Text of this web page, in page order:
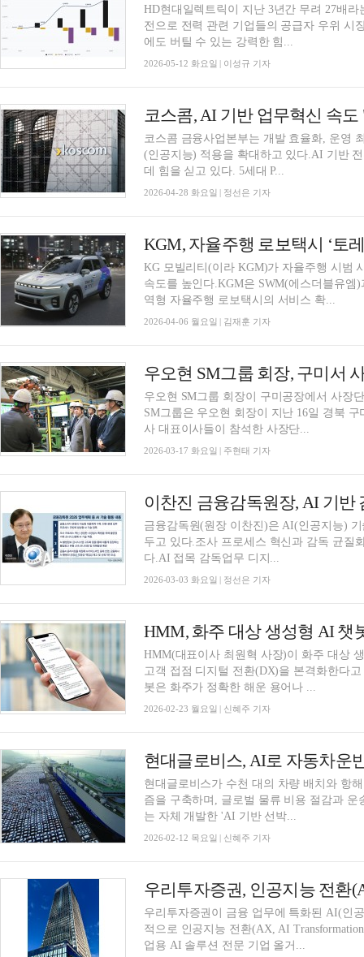
HD현대일렉트릭이 지난 3년간 무려 27배
전으로 전력 관련 기업들의 공급자 우위 시
에도 버틸 수 있는 강력한 힘...
2026-05-12 화요일 | 이성규 기자
코스콤, AI 기반 업무혁신 속
코스콤 금융사업본부는 개발 효율화, 운영
(인공지능) 적용을 확대하고 있다.AI 기반
데 힘을 싣고 있다. 5세대 P...
2026-04-28 화요일 | 정선은 기자
KGM, 자율주행 로보택시 ‘토
KG 모빌리티(이라 KGM)가 자율주행 시범
속도를 높인다.KGM은 SWM(에스더블유엠
역형 자율주행 로보택시의 서비스 확...
2026-04-06 월요일 | 김재훈 기자
우오현 SM그룹 회장이 구미공장에서 사장
SM그룹은 우오현 회장이 지난 16일 경북
사 대표이사들이 참석한 사장단...
2026-03-17 화요일 | 주현태 기자
금융감독원(원장 이찬진)은 AI(인공지능)
두고 있다.조사 프로세스 혁신과 감독 균질
다.AI 접목 감독업무 디지...
2026-03-03 화요일 | 정선은 기자
HMM, 화주 대상 생성형 AI 챗
HMM(대표이사 최원혁 사장)이 화주 대상
고객 접점 디지털 전환(DX)을 본격화한다
봇은 화주가 정확한 해운 용어나 ...
2026-02-23 월요일 | 신혜주 기자
현대글로비스가 수천 대의 차량 배치와 항
즘을 구축하며, 글로벌 물류 비용 절감과
는 자체 개발한 'AI 기반 선박...
2026-02-12 목요일 | 신혜주 기자
우리투자증권이 금융 업무에 특화된 AI(인
적으로 인공지능 전환(AX, AI
업용 AI 솔루션 전문 기업 올거...